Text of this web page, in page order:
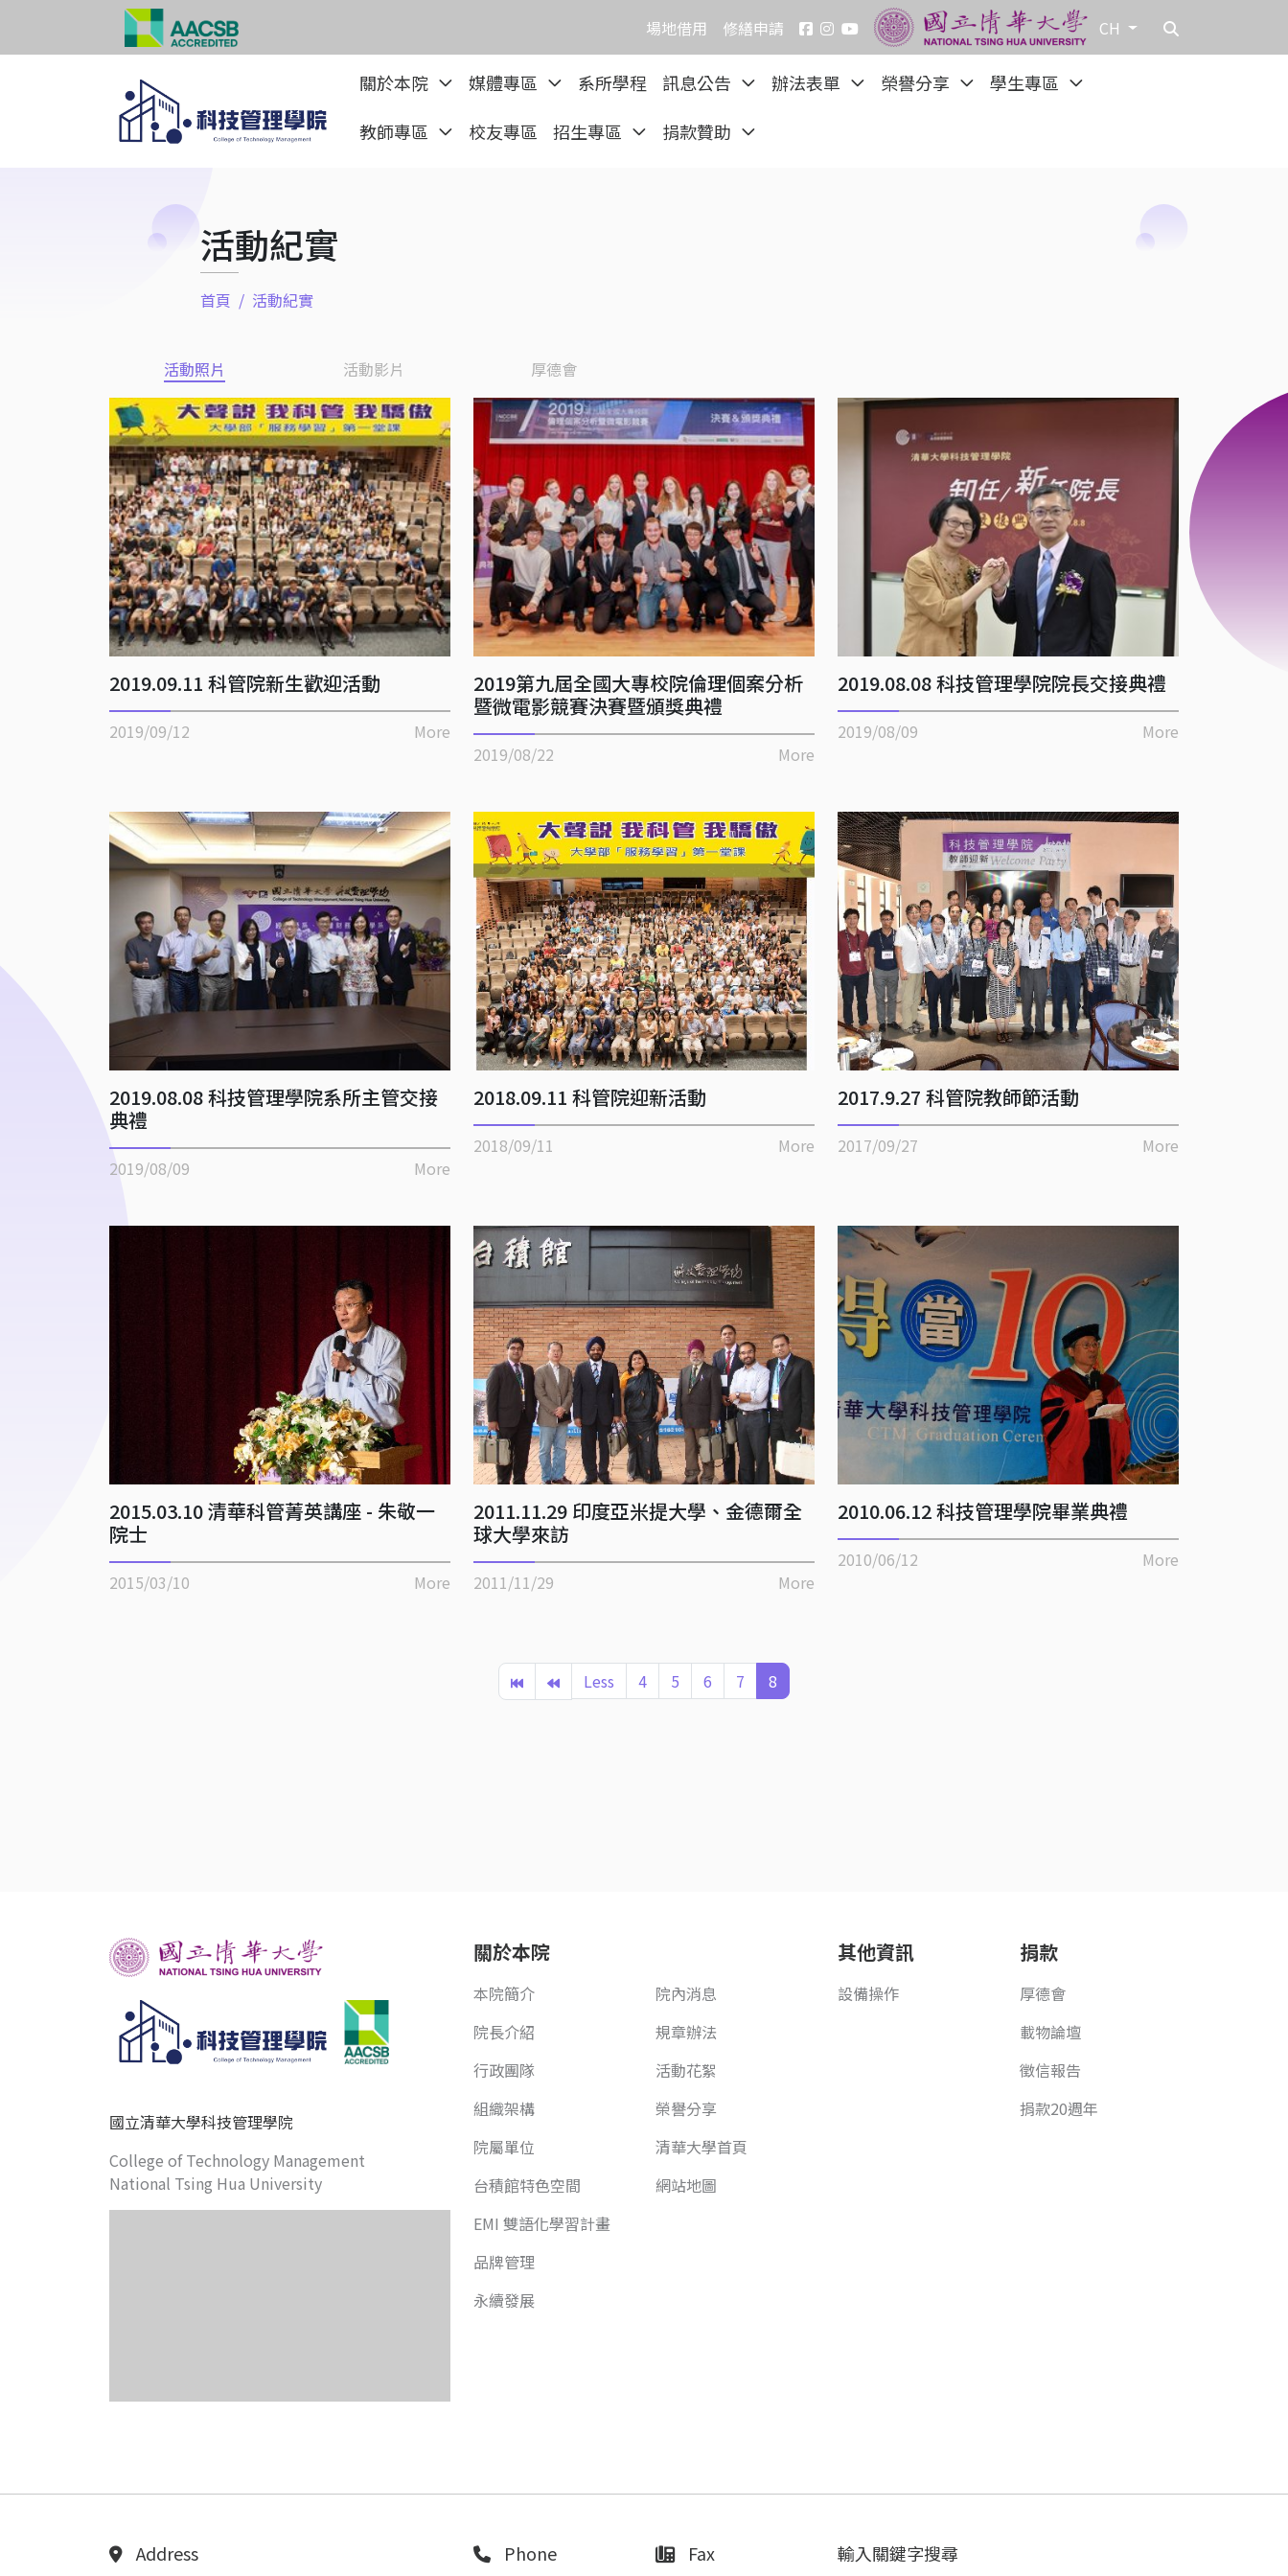
場地借用 修繕申請 CH
關於本院 媒體專區 系所學程 訊息公告 辦法表單 榮譽分享
學生專區
教師專區
校友專區 招生專區 捐款贊助
活動紀實
首頁 活動紀實
活動照片 活動影片 厚德會
2019.09.11 科管院新生歡迎活動
2019/09/12 More
2019第九屆全國大專校院倫理個案分析
暨微電影競賽決賽暨頒獎典禮
2019/08/22 More
2019.08.08 科技管理學院院長交接典禮
2019/08/09 More
2019.08.08 科技管理學院系所主管交接
典禮
2019/08/09 More
2018.09.11 科管院迎新活動
2018/09/11 More
2017.9.27 科管院教師節活動
2017/09/27 More
2015.03.10 清華科管菁英講座 - 朱敬一
院士
2015/03/10 More
2011.11.29 印度亞米提大學、金德爾全
球大學來訪
2011/11/29 More
2010.06.12 科技管理學院畢業典禮
2010/06/12 More
Less 4 5 6 7 8
國立清華大學科技管理學院
College of Technology Management
National Tsing Hua University
關於本院
本院簡介
院長介紹
行政團隊
組織架構
院屬單位
台積館特色空間
EMI 雙語化學習計畫
品牌管理
永續發展
院內消息
規章辦法
活動花絮
榮譽分享
清華大學首頁
網站地圖
其他資訊
設備操作
捐款
厚德會
載物論壇
徵信報告
捐款20週年
Address Phone Fax 輸入關鍵字搜尋